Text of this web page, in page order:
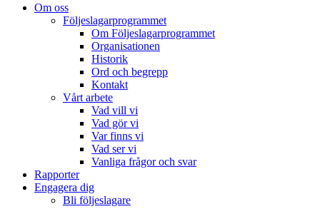
Om oss
Följeslagarprogrammet
Om Följeslagarprogrammet
Organisationen
Historik
Ord och begrepp
Kontakt
Vårt arbete
Vad vill vi
Vad gör vi
Var finns vi
Vad ser vi
Vanliga frågor och svar
Rapporter
Engagera dig
Bli följeslagare